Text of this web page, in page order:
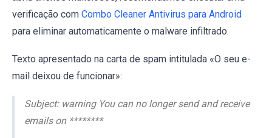
verificação com Combo Cleaner Antivirus para Android
para eliminar automaticamente o malware infiltrado.
Texto apresentado na carta de spam intitulada «O seu e-
mail deixou de funcionar»:
Subject: warning You can no longer send and receive
emails on ********